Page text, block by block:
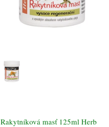
Rakytníková masť 125ml Herb